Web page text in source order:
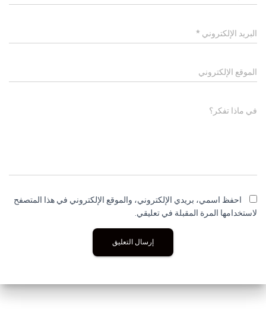
البريد الإلكتروني *
الموقع الإلكتروني
في ماذا تفكر؟
احفظ اسمي، بريدي الإلكتروني، والموقع الإلكتروني في هذا المتصفح
لاستخدامها المرة المقبلة في تعليقي.